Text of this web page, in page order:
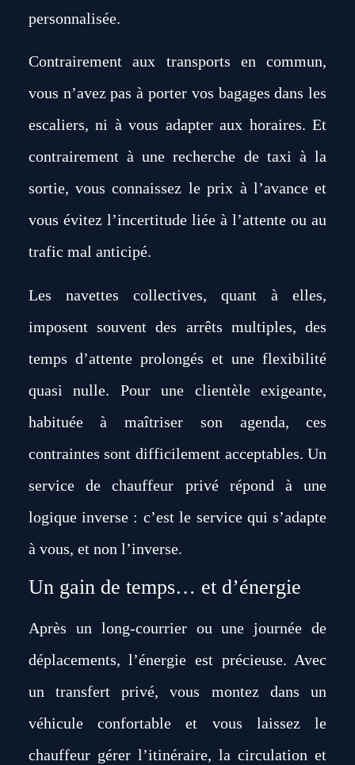
personnalisée.
Contrairement aux transports en commun,
vous n’avez pas à porter vos bagages dans les
escaliers, ni à vous adapter aux horaires. Et
contrairement à une recherche de taxi à la
sortie, vous connaissez le prix à l’avance et
vous évitez l’incertitude liée à l’attente ou au
trafic mal anticipé.
Les navettes collectives, quant à elles,
imposent souvent des arrêts multiples, des
temps d’attente prolongés et une flexibilité
quasi nulle. Pour une clientèle exigeante,
habituée à maîtriser son agenda, ces
contraintes sont difficilement acceptables. Un
service de chauffeur privé répond à une
logique inverse : c’est le service qui s’adapte
à vous, et non l’inverse.
Un gain de temps… et d’énergie
Après un long-courrier ou une journée de
déplacements, l’énergie est précieuse. Avec
un transfert privé, vous montez dans un
véhicule confortable et vous laissez le
chauffeur gérer l’itinéraire, la circulation et